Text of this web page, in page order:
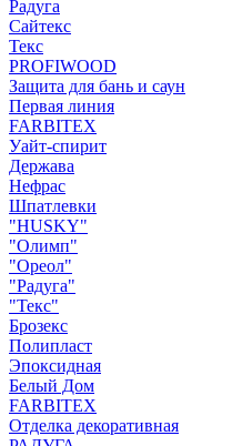
Радуга
Сайтекс
Текс
PROFIWOOD
Защита для бань и саун
Первая линия
FARBITEX
Уайт-спирит
Держава
Нефрас
Шпатлевки
"HUSKY"
"Олимп"
"Ореол"
"Радуга"
"Текс"
Брозекс
Полипласт
Эпоксидная
Белый Дом
FARBITEX
Отделка декоративная